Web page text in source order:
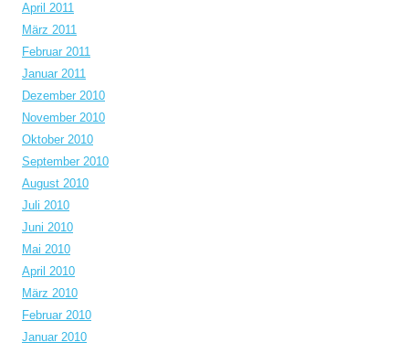
April 2011
März 2011
Februar 2011
Januar 2011
Dezember 2010
November 2010
Oktober 2010
September 2010
August 2010
Juli 2010
Juni 2010
Mai 2010
April 2010
März 2010
Februar 2010
Januar 2010